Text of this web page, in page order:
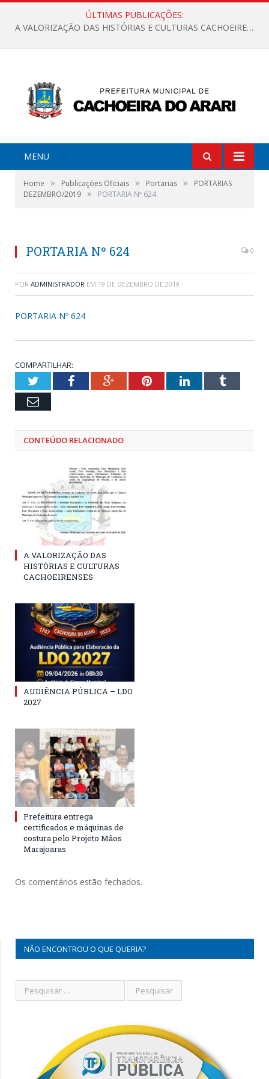
ÚLTIMAS PUBLICAÇÕES:
A VALORIZAÇÃO DAS HISTÓRIAS E CULTURAS CACHOEIRENSES
MENU
Home » Publicações Oficiais » Portarias »
PORTARIAS
DEZEMBRO/2019 » PORTARIA Nº 624
PORTARIA Nº 624 0
POR ADMINISTRADOR EM 19 DE DEZEMBRO DE 2019
PORTARIA Nº 624
COMPARTILHAR:
TwitterFacebookGoogle+PinterestLinkedInTumblr
Email
CONTEÚDO RELACIONADO
A VALORIZAÇÃO DAS
HISTÓRIAS E CULTURAS
CACHOEIRENSES
AUDIÊNCIA PÚBLICA – LDO
2027
Prefeitura entrega
certificados e máquinas de
costura pelo Projeto Mãos
Marajoaras
Os comentários estão fechados.
NÃO ENCONTROU O QUE QUERIA?